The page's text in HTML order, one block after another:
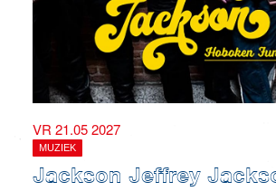
VR 21.05 2027
MUZIEK
Jackson Jeffrey